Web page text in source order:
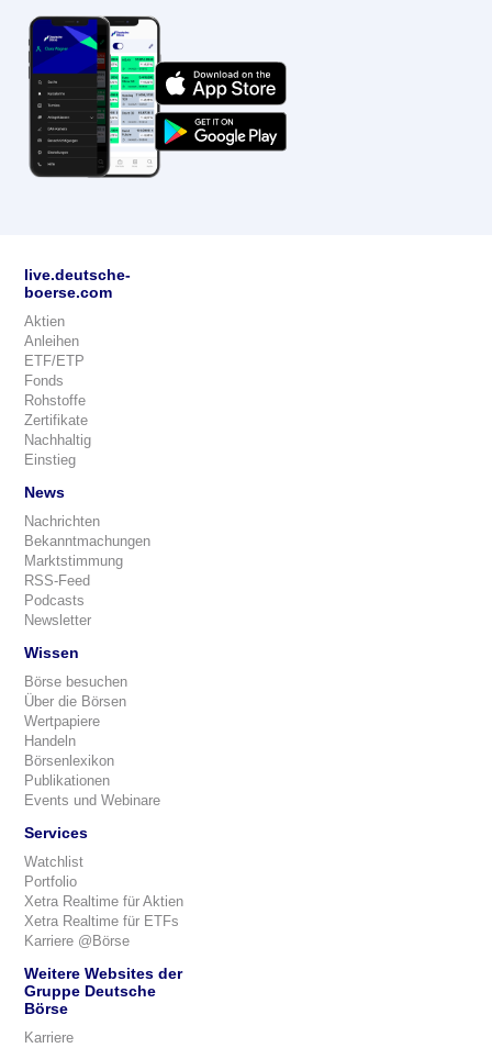
live.deutsche-
boerse.com
Aktien
Anleihen
ETF/ETP
Fonds
Rohstoffe
Zertifikate
Nachhaltig
Einstieg
News
Nachrichten
Bekanntmachungen
Marktstimmung
RSS-Feed
Podcasts
Newsletter
Wissen
Börse besuchen
Über die Börsen
Wertpapiere
Handeln
Börsenlexikon
Publikationen
Events und Webinare
Services
Watchlist
Portfolio
Xetra Realtime für Aktien
Xetra Realtime für ETFs
Karriere @Börse
Weitere Websites der
Gruppe Deutsche
Börse
Karriere